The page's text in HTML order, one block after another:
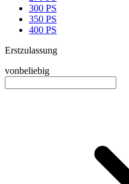
300 PS
350 PS
400 PS
Erstzulassung
vonbeliebig